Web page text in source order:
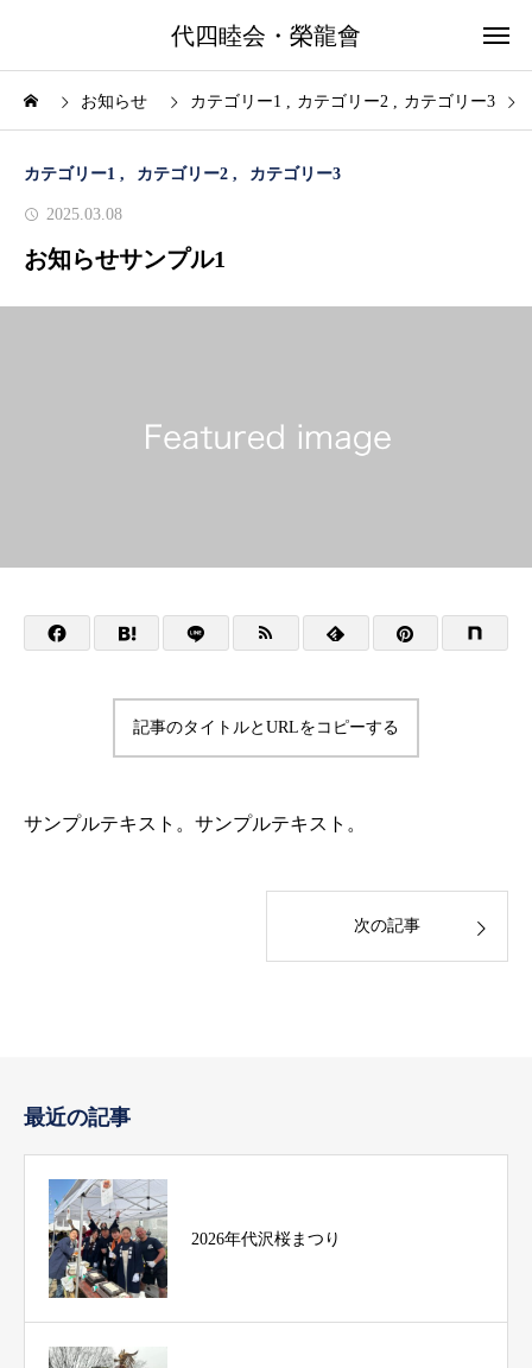
代四睦会・榮龍會
お知らせ カテゴリー1 カテゴリー2 カテゴリー3
カテゴリー1 カテゴリー2 カテゴリー3
2025.03.08
お知らせサンプル1
記事のタイトルとURLをコピーする
サンプルテキスト。サンプルテキスト。
次の記事
最近の記事
2026年代沢桜まつり